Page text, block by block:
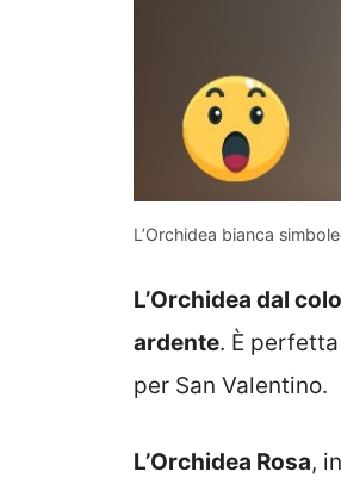
L’Orchidea bianca
L’Orchidea dal
ardente. È
per San Valentino.
L’Orchidea Rosa,